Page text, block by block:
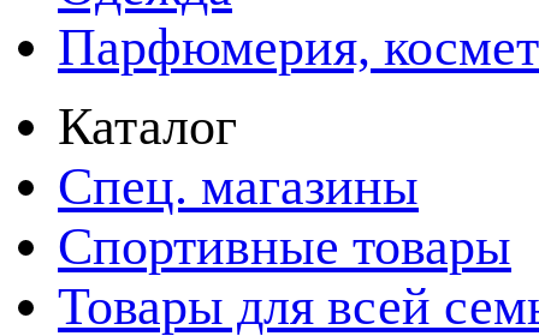
Парфюмерия,
Каталог
Спец. магазины
Спортивные товары
Товары для всей